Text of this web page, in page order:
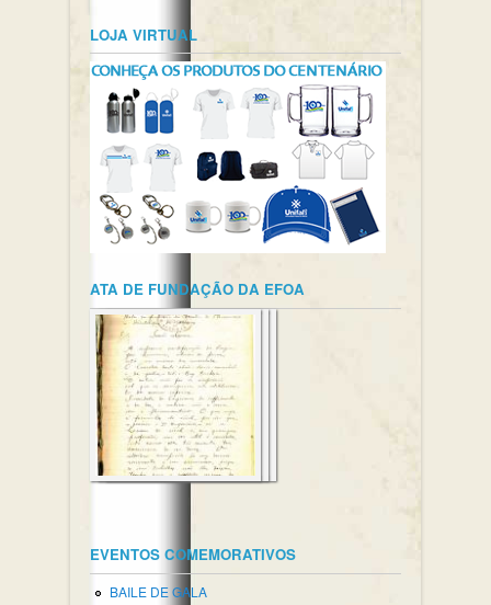
LOJA VIRTUAL
ATA DE FUNDAÇÃO DA EFOA
EVENTOS COMEMORATIVOS
BAILE DE GALA